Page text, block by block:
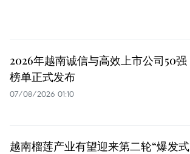
2026年越南诚信与高效上市公司50强
榜单正式发布
07/08/2026 01:10
越南榴莲产业有望迎来第二轮“爆发式